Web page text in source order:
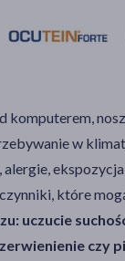
komputerem,
w
które
uczucie
czy